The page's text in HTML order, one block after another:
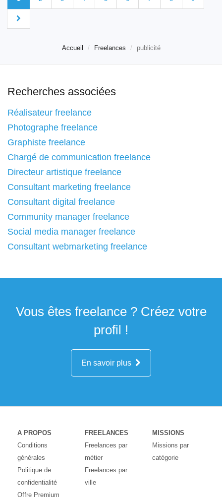
Accueil Freelances publicité
Recherches associées
Réalisateur freelance
Photographe freelance
Graphiste freelance
Chargé de communication freelance
Directeur artistique freelance
Consultant marketing freelance
Consultant digital freelance
Community manager freelance
Social media manager freelance
Consultant webmarketing freelance
Vous êtes freelance ? Créez votre
profil !
En savoir plus
A PROPOS
Conditions
générales
Politique de
confidentialité
Offre Premium
FREELANCES
Freelances par
métier
Freelances par
ville
MISSIONS
Missions par
catégorie